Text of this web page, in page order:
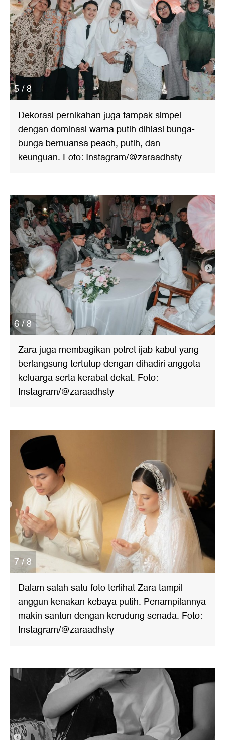
5 / 8
Dekorasi pernikahan juga tampak simpel
dengan dominasi warna putih dihiasi bunga-
bunga bernuansa peach, putih, dan
keunguan. Foto: Instagram/@zaraadhsty
6 / 8
Zara juga membagikan potret ijab kabul yang
berlangsung tertutup dengan dihadiri anggota
keluarga serta kerabat dekat. Foto:
Instagram/@zaraadhsty
7 / 8
Dalam salah satu foto terlihat Zara tampil
anggun kenakan kebaya putih. Penampilannya
makin santun dengan kerudung senada. Foto:
Instagram/@zaraadhsty